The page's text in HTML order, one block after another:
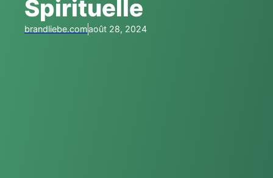
Spirituelle
brandliebe.comaoût 28, 2024